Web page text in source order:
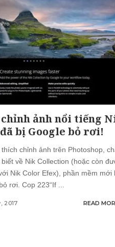
chỉnh ảnh nổi tiếng
bị Google bỏ rơi!
chỉnh ảnh trên Photoshop,
về Nik Collection (hoặc còn
Nik Color Efex), phần mềm mới
rơi. Cop 223“If ...
2017 READ